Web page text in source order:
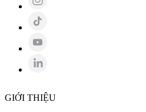
GIỚI THIỆU